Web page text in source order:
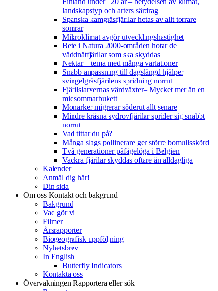
landskapstyp och arters särdrag
Spanska kamgräsfjärilar hotas av allt torrare
somrar
Mikroklimat avgör utvecklingshastighet
Bete i Natura 2000-områden hotar de
väddnätfjärilar som ska skyddas
Nektar – tema med många variationer
Snabb anpassning till dagslängd hjälper
svingelgräsfjärilens spridning norrut
Fjärilslarvernas värdväxter– Mycket mer än en
midsommarbukett
Monarker migrerar söderut allt senare
Mindre kräsna sydrovfjärilar sprider sig snabbt
norrut
Vad tittar du på?
Många slags pollinerare ger större bomullsskörd
Två generationer påfågelöga i Belgien
Vackra fjärilar skyddas oftare än alldagliga
Kalender
Anmäl dig här!
Din sida
Om oss Kontakt och bakgrund
Bakgrund
Vad gör vi
Filmer
Årsrapporter
Biogeografisk uppföljning
Nyhetsbrev
In English
Butterfly Indicators
Kontakta oss
Övervakningen Rapportera eller sök